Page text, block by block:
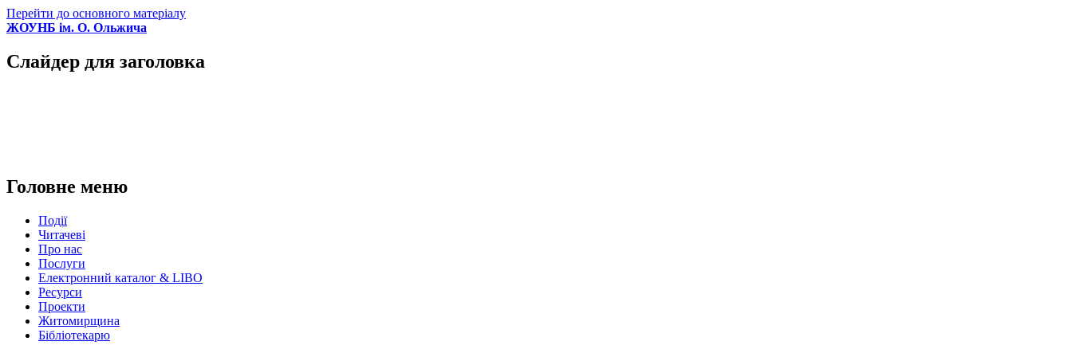
Перейти до основного матеріалу
ЖОУНБ ім. О. Ольжича
Слайдер для заголовка
Головне меню
Події
Читачеві
Про нас
Послуги
Електронний каталог & LIBO
Ресурси
Проекти
Житомирщина
Бібліотекарю